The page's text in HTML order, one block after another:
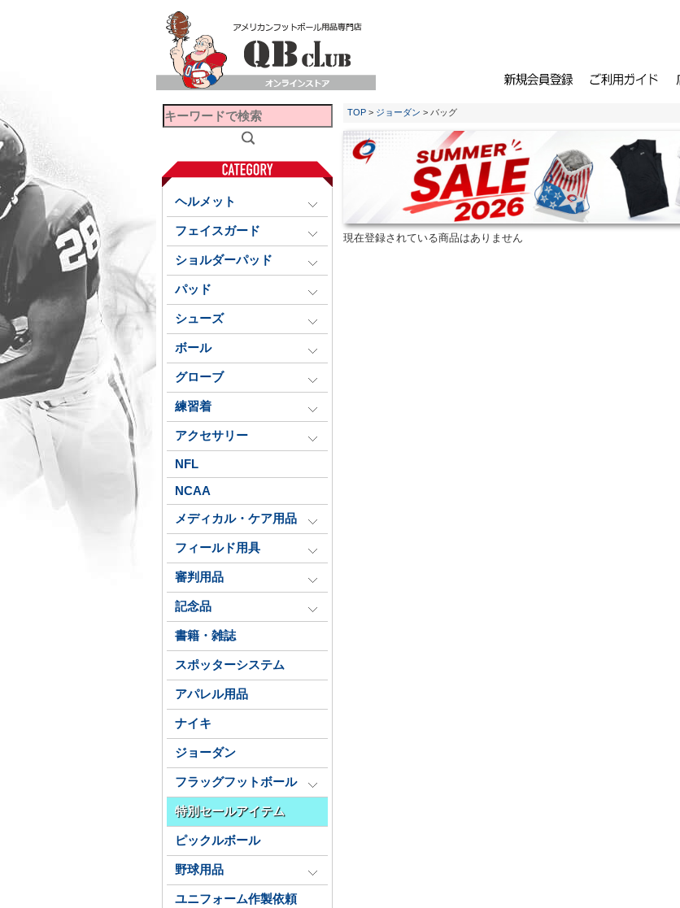
ヘルメット
フェイスガード
ショルダーパッド
パッド
シューズ
ボール
グローブ
練習着
アクセサリー
NFL
NCAA
メディカル・ケア用品
フィールド用具
審判用品
記念品
書籍・雑誌
スポッターシステム
アパレル用品
ナイキ
ジョーダン
フラッグフットボール
特別セールアイテム
ピックルボール
野球用品
ユニフォーム作製依頼
TOP > ジョーダン > バッグ
現在登録されている商品はありません